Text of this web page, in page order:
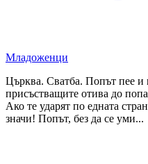
Младоженци
Църква. Сватба. Попът пее и
присъстващите отива до
Ако те ударят по едната
значи! Попът, без да се уми...